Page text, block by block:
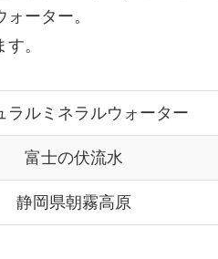
ーター。
。
ラルミネラルウォーター
富士の伏流水
静岡県朝霧高原